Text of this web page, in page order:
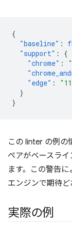
{
"baseline" :
"support" :
{
"chrome" :
"edge" :
}
}
この linter の例の
ペアがベースラ
ます。この警告
エンジンで期待ど
実際の例